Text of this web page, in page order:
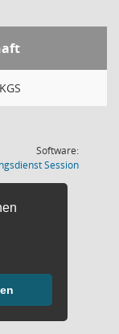
Software:
Session(Wird in